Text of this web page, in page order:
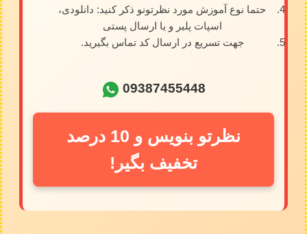
حتما نوع آموزش مورد نظرتونو ذکر کنید: دانلودی،
اسپات پلیر و یا ارسال پستی
جهت تسریع در ارسال کد تماس بگیرید.
09387455448
نظرتو بنویس و 10 درصد
تخفیف بگیر!